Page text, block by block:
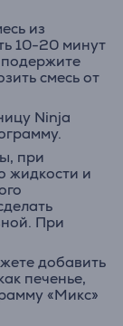
из
10-20 минут
смесь от
Ninja
при
жидкости и
При
добавить
печенье,
«Микс»